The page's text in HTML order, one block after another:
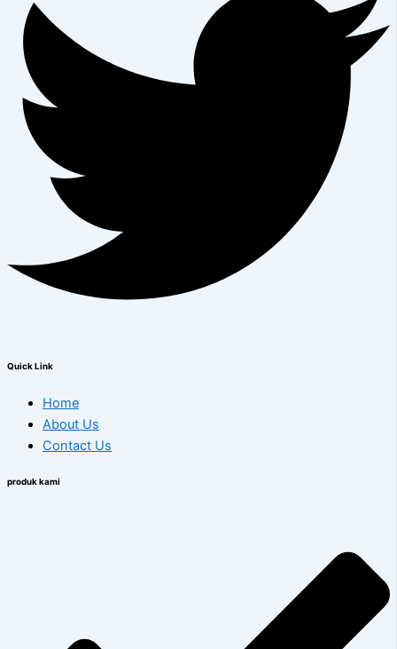
Quick Link
Home
About Us
Contact Us
produk kami